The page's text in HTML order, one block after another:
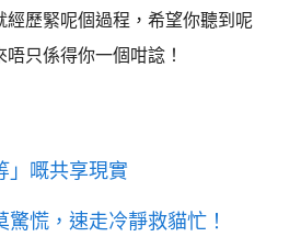
經歷緊呢個過程，希望你聽到呢
只係得你一個咁諗！
」嘅共享現實
慌，速走冷靜救貓忙！